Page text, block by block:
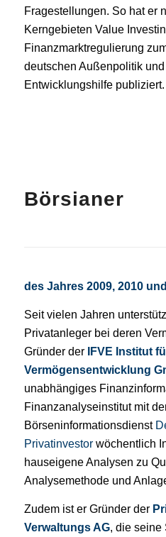
Fragestellungen. So hat er
Kerngebieten Value
Finanzmarktregulierung
deutschen Außenpolitik
Entwicklungshilfe publiziert.
Börsianer
des Jahres 2009, 2010
Seit vielen Jahren
Privatanleger bei deren
Gründer der
IFVE Institut
Vermögensentwicklung
unabhängiges
Finanzanalyseinstitut mit
Börseninformationsdienst
Privatinvestorwöchentlich
hauseigene Analysen zu
Ana­lyse­me­tho­de und
Zudem ist er Gründer der
Verwaltungs AG, die seine